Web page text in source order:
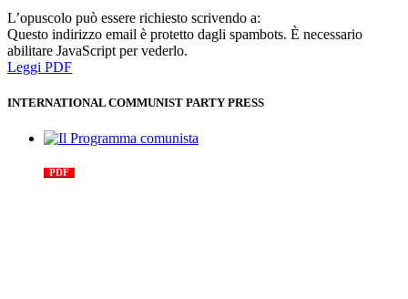
L’opuscolo può essere richiesto scrivendo a:
Questo indirizzo email è protetto dagli spambots. È necessario
abilitare JavaScript per vederlo.
Leggi PDF
INTERNATIONAL COMMUNIST PARTY PRESS
PDF